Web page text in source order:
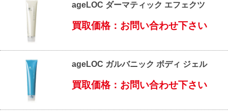
ageLOC ダーマティック エフェクツ
買取価格：お問い合わせ下さい
ageLOC ガルバニック ボディ ジェル
買取価格：お問い合わせ下さい